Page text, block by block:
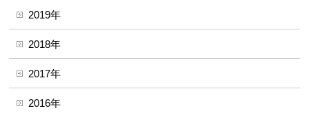
2019年
2018年
2017年
2016年